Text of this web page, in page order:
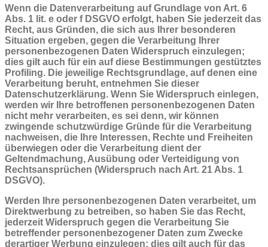
Wenn die Datenverarbeitung auf Grundlage von Art. 6
Abs. 1 lit. e oder f DSGVO erfolgt, haben Sie jederzeit das
Recht, aus Gründen, die sich aus Ihrer besonderen
Situation ergeben, gegen die Verarbeitung Ihrer
personenbezogenen Daten Widerspruch einzulegen;
dies gilt auch für ein auf diese Bestimmungen gestütztes
Profiling. Die jeweilige Rechtsgrundlage, auf denen eine
Verarbeitung beruht, entnehmen Sie dieser
Datenschutzerklärung. Wenn Sie Widerspruch einlegen,
werden wir Ihre betroffenen personenbezogenen Daten
nicht mehr verarbeiten, es sei denn, wir können
zwingende schutzwürdige Gründe für die Verarbeitung
nachweisen, die Ihre Interessen, Rechte und Freiheiten
überwiegen oder die Verarbeitung dient der
Geltendmachung, Ausübung oder Verteidigung von
Rechtsansprüchen (Widerspruch nach Art. 21 Abs. 1
DSGVO).
Werden Ihre personenbezogenen Daten verarbeitet, um
Direktwerbung zu betreiben, so haben Sie das Recht,
jederzeit Widerspruch gegen die Verarbeitung Sie
betreffender personenbezogener Daten zum Zwecke
derartiger Werbung einzulegen; dies gilt auch für das